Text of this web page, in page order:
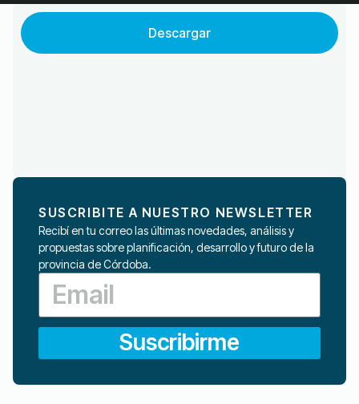
Descargar
SUSCRIBITE A NUESTRO NEWSLETTER
Recibí en tu correo las últimas novedades, análisis y
propuestas sobre planificación, desarrollo y futuro de la
provincia de Córdoba.
Suscribirme